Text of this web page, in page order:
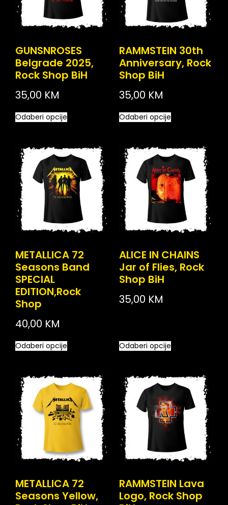
GUNSNROSES
Belgrade 2025,
Rock Shop BiH
35,00 KM
Odaberi opcije
RAMMSTEIN 30th
Anniversary, Rock
Shop BiH
35,00 KM
Odaberi opcije
METALLICA 72
Seasons Band
SPECIAL
EDITION,Rock
Shop
40,00 KM
Odaberi opcije
ALICE IN CHAINS
Jar of Flies, Rock
Shop BiH
35,00 KM
Odaberi opcije
METALLICA 72
Seasons Yellow,
RAMMSTEIN Lava
Logo, Rock Shop